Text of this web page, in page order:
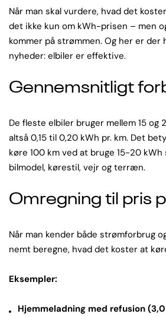
Når man skal vurdere, hvad det
det ikke kun om kWh-prisen – men
kommer på strømmen. Og her er der
nyheder: elbiler er effektive.
Gennemsnitligt
De fleste elbiler bruger mellem 15 og
altså 0,15 til 0,20 kWh pr. km. Det
køre 100 km ved at bruge 15-20
bilmodel, kørestil, vejr og terræn.
Omregning til pris
Når man kender både strømforbrug
nemt beregne, hvad det koster at
Eksempler:
Hjemmeladning med refusion